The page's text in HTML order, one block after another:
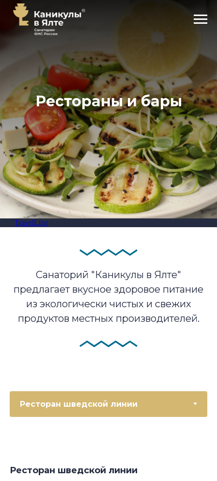
Рестораны и бары
TravelLine
Санаторий "Каникулы в Ялте"
предлагает вкусное здоровое питание
из экологически чистых и свежих
продуктов местных производителей.
Ресторан шведской линии